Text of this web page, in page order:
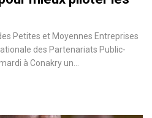
Petites et Moyennes Entreprises
des Partenariats Public-
à Conakry un…